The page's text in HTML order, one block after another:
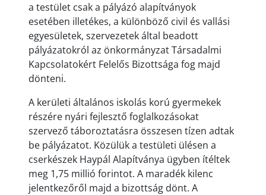
a testület csak a pályázó alapítványok
esetében illetékes, a különböző civil és vallási
egyesületek, szervezetek által beadott
pályázatokról az önkormányzat Társadalmi
Kapcsolatokért Felelős Bizottsága fog majd
dönteni.
A kerületi általános iskolás korú gyermekek
részére nyári fejlesztő foglalkozásokat
szervező táboroztatásra összesen tízen adtak
be pályázatot. Közülük a testületi ülésen a
cserkészek Haypál Alapítványa ügyben ítéltek
meg 1,75 millió forintot. A maradék kilenc
jelentkezőről majd a bizottság dönt. A